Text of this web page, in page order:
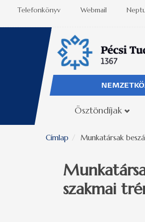
Ugrás a tartalomra
Telefonkönyv Webmail
Ösztöndíjak
Címlap Munkatársak
szakmai